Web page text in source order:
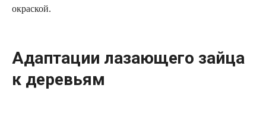
окраской.
Адаптации лазающего зайца
к деревьям